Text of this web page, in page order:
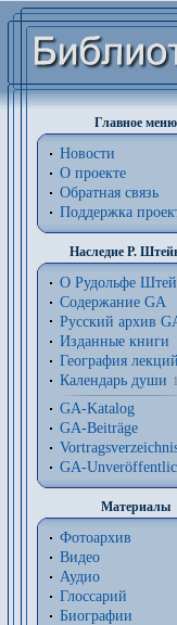
Главное меню
Новости
О проекте
Обратная связь
Поддержка
Наследие Р.
О Рудольфе
Содержание GA
Русский архив
Изданные книги
География лекций
Календарь души
GA-Katalog
GA-Beiträge
GA-
Материалы
Фотоархив
Видео
Аудио
Глоссарий
Биографии